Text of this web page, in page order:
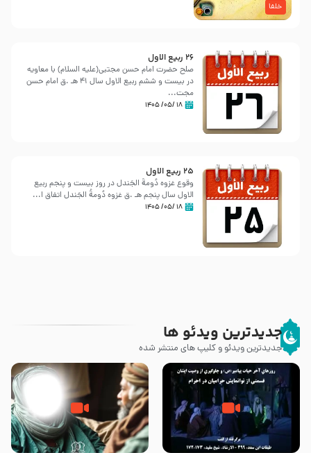
خلفا
26 ربيع الاول
صلح حضرت امام حسن مجتبی(علیه السلام) با معاویه
در بیست و ششم ربیع الاول سال 41 هـ .ق امام حسن
مجت...
۱۸ /۰۵/ ۱۴۰۵
25 ربيع الاول
وقوع غزوه دُومةُ الجَندل در روز بیست و پنجم ربیع
الاول سال پنجم هـ .ق غزوه دُومةُ الجَندل اتفاق ا...
۱۸ /۰۵/ ۱۴۰۵
جدیدترین ویدئو ها
جدیدترین ویدئو و کلیپ های منتشر شده
روزهای آخر حیات پیامبر اکرم صلی
الله علیه و آله – قسمتی از
وصیتی که نوشته نشد (حدیث
قرطاس)